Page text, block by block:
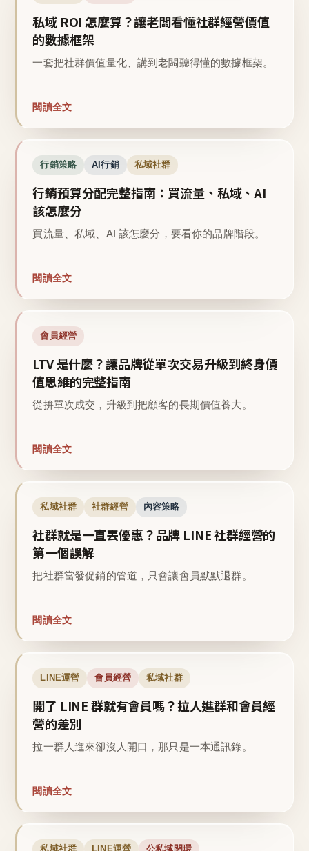
私域 ROI 怎麼算？讓老闆看懂社群經營價值
的數據框架
一套把社群價值量化、講到老闆聽得懂的數據框架。
閱讀全文
行銷策略 AI行銷 私域社群
行銷預算分配完整指南：買流量、私域、AI
該怎麼分
買流量、私域、AI 該怎麼分，要看你的品牌階段。
閱讀全文
會員經營
LTV 是什麼？讓品牌從單次交易升級到終身價
值思維的完整指南
從拚單次成交，升級到把顧客的長期價值養大。
閱讀全文
私域社群 社群經營 內容策略
社群就是一直丟優惠？品牌 LINE 社群經營的
第一個誤解
把社群當發促銷的管道，只會讓會員默默退群。
閱讀全文
LINE運營 會員經營 私域社群
開了 LINE 群就有會員嗎？拉人進群和會員經
營的差別
拉一群人進來卻沒人開口，那只是一本通訊錄。
閱讀全文